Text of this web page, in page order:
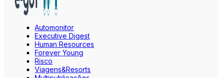
Automonitor
Executive Digest
Human Resources
Forever Young
Risco
Viagens&Resorts